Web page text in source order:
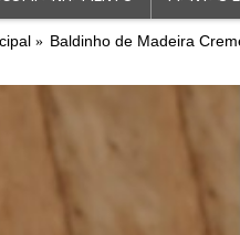
Baldinho de Madeira